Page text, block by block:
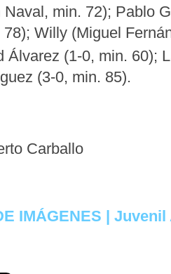
Naval, min. 72); Pablo
Willy (Miguel
Álvarez (1-0, min. 60);
(3-0, min. 85).
Carballo
IMÁGENES |